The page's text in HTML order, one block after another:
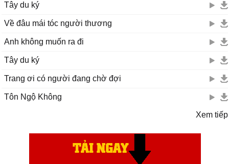
Tây du ký
Về đâu mái tóc người thương
Anh không muốn ra đi
Tây du ký
Trang ơi có người đang chờ đợi
Tôn Ngộ Không
Xem tiếp